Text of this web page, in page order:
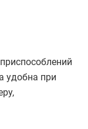
удобна при